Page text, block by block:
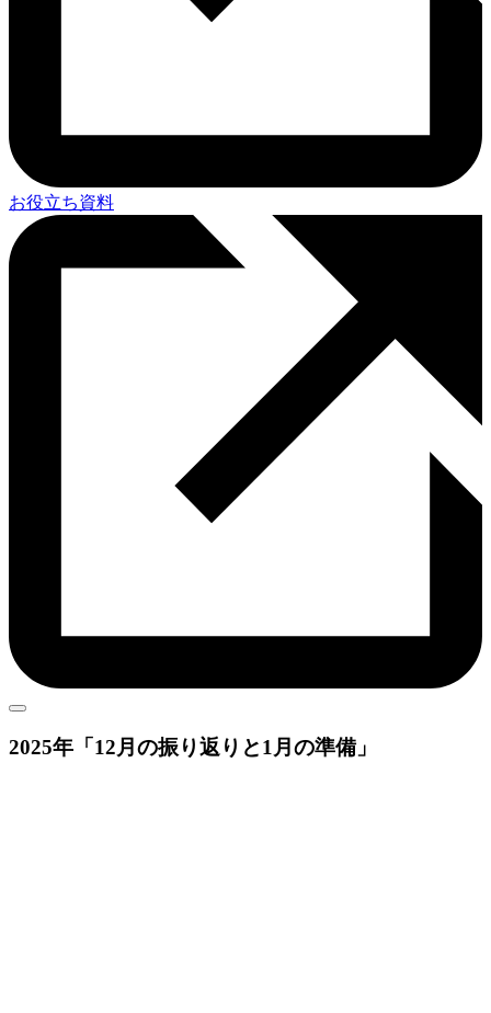
お役立ち資料
2025年 「12月の振り返りと1月の準備」